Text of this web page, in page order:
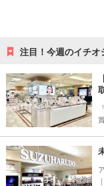
注目！今週のイチオ